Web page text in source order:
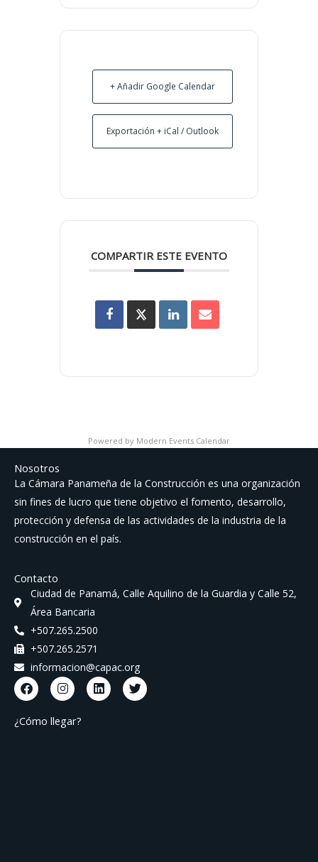
+ Añadir Google Calendar
Exportación + iCal / Outlook
COMPARTIR ESTE EVENTO
Powered by Modern Events Calendar
Nosotros
La Cámara Panameña de la Construcción es una organización
sin fines de lucro que tiene objetivo el fomento, desarrollo,
protección y defensa de las actividades de la industria de la
construcción en el país.
Contacto
Ciudad de Panamá, Calle Aquilino de la Guardia y Calle 52,
Área Bancaria
+507.265.2500
+507.265.2571
informacion@capac.org
F
a
c
e
b
I
n
s
t
a
L
i
n
T
w
i
¿Cómo llegar?